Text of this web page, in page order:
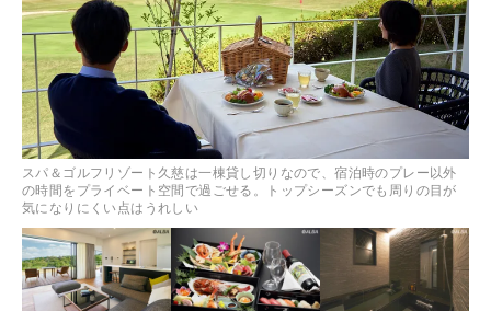
スパ＆ゴルフリゾート久慈は一棟貸し切りなので、宿泊時のプレー以外
の時間をプライベート空間で過ごせる。トップシーズンでも周りの目が
気になりにくい点はうれしい